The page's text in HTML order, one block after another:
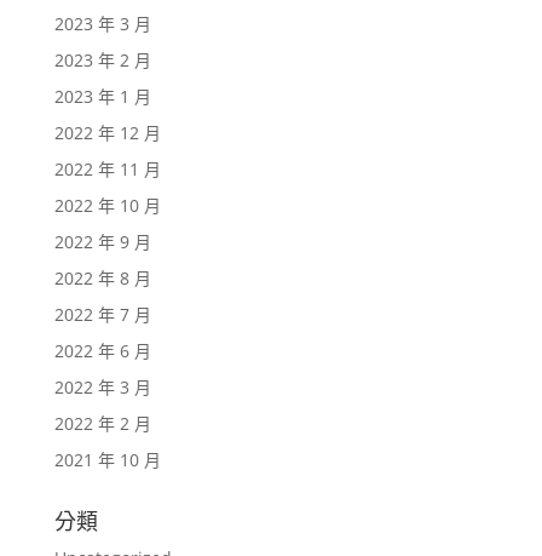
2023 年 3 月
2023 年 2 月
2023 年 1 月
2022 年 12 月
2022 年 11 月
2022 年 10 月
2022 年 9 月
2022 年 8 月
2022 年 7 月
2022 年 6 月
2022 年 3 月
2022 年 2 月
2021 年 10 月
分類